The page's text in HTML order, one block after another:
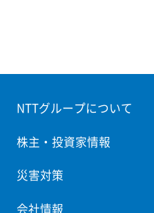
NTTグループについて
株主・投資家情報
災害対策
会社情報